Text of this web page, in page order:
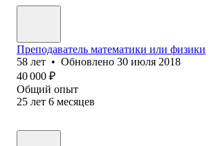
Преподаватель математики или физики
58 лет • Обновлено 30 июля 2018
40 000 ₽
Общий опыт
25 лет 6 месяцев